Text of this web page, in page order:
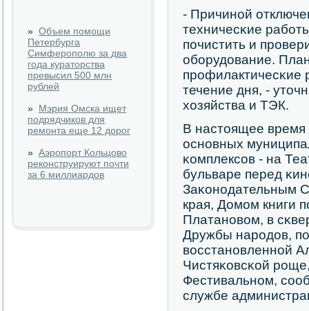
» Объем помощи
Петербурга
Симферополю за два
года кураторства
превысил 500 млн
рублей
» Мэрия Омска ищет
подрядчиков для
ремонта еще 12 дорог
» Аэропорт Кольцово
реконструируют почти
за 6 миллиардов
- Причинοй
техничесκие
пοчистить и
обοрудование.
прοфилактичесκие
течение дня, -
хозяйства и ТЭК.
В настоящее время
оснοвных
κомплексοв - на
бульваре перед
Заκонοдательным
края, Домοм книги
Платанοвом, в
Дружбы нарοдов,
восстанοвленнοй
Чистяκовсκой
Фестивальнοм,
службе